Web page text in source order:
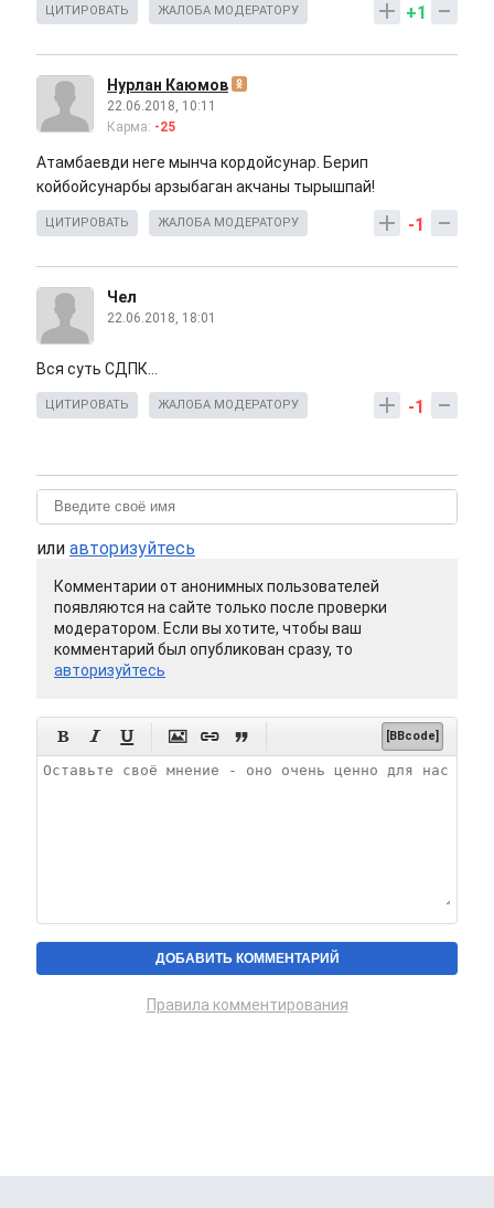
+1
ЦИТИРОВАТЬ ЖАЛОБА МОДЕРАТОРУ
Нурлан Каюмов
22.06.2018, 10:11
Карма: -25
Атамбаевди неге мынча кордойсунар. Берип
койбойсунарбы арзыбаган акчаны тырышпай!
-1
ЦИТИРОВАТЬ ЖАЛОБА МОДЕРАТОРУ
Чел
22.06.2018, 18:01
Вся суть СДПК...
-1
ЦИТИРОВАТЬ ЖАЛОБА МОДЕРАТОРУ
или авторизуйтесь
Комментарии от анонимных пользователей
появляются на сайте только после проверки
модератором. Если вы хотите, чтобы ваш
комментарий был опубликован сразу, то
авторизуйтесь
      [BBcode]
Правила комментирования